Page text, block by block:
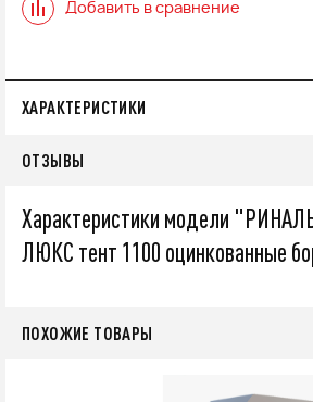
Добавить в сравнение
ХАРАКТЕРИСТИКИ
ОТЗЫВЫ
Характеристики модели
ЛЮКС тент 1100 оцинкованные
ПОХОЖИЕ ТОВАРЫ